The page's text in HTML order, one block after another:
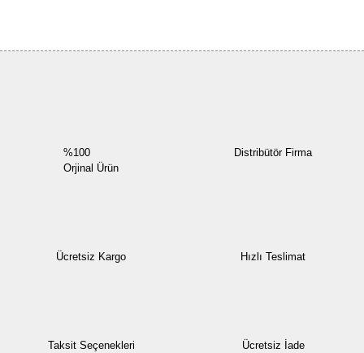
%100
Orjinal Ürün
Distribütör Firma
Ücretsiz Kargo Hızlı Teslimat
Taksit Seçenekleri Ücretsiz İade